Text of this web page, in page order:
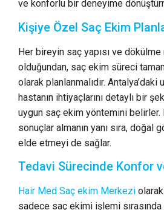
ve konforlu bir deneyime
Kişiye Özel Saç Ekim
Her bireyin saç yapısı ve
olduğundan, saç ekim süreci
olarak planlanmalıdır.
hastanın ihtiyaçlarını detaylı bir
uygun saç ekim yöntemini belirler.
sonuçlar almanın yanı sıra, doğal
elde etmeyi de sağlar.
Tedavi Sürecinde Konfor
Hair Med Saç ekim Merkezi
sadece saç ekimi işlemi